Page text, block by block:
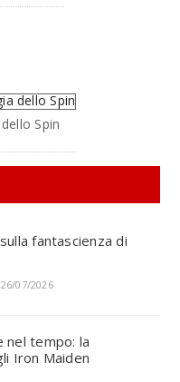
Spin
fantascienza di
26/07/2026
nel tempo: la
Iron Maiden